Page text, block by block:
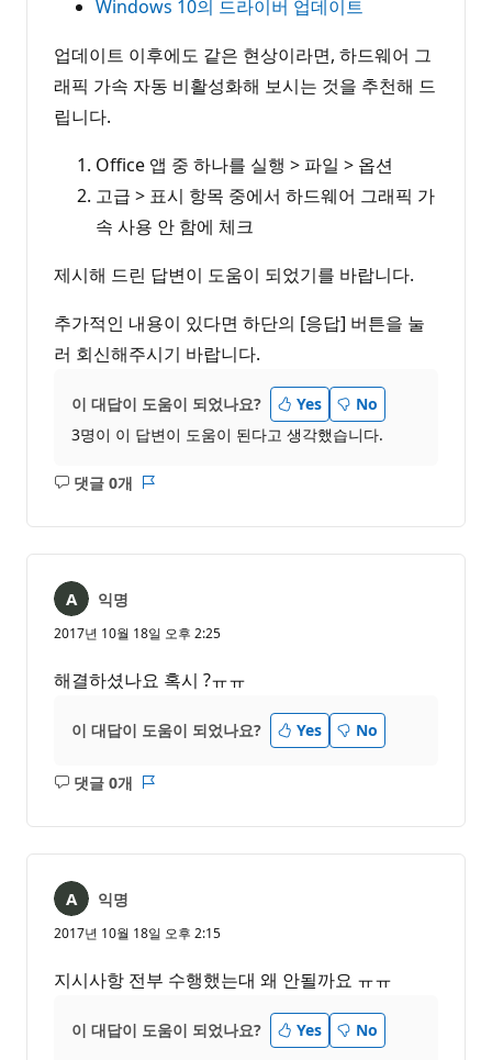
Windows 10의 드라이버 업데이트
업데이트 이후에도 같은 현상이라면, 하드웨어 그
래픽 가속 자동 비활성화해 보시는 것을 추천해 드
립니다.
Office 앱 중 하나를 실행 > 파일 > 옵션
고급 > 표시 항목 중에서 하드웨어 그래픽 가
속 사용 안 함에 체크
제시해 드린 답변이 도움이 되었기를 바랍니다.
추가적인 내용이 있다면 하단의 [응답] 버튼을 눌
러 회신해주시기 바랍니다.
이 대답이 도움이 되었나요? Yes
No
3명이 이 답변이 도움이 된다고 생각했습니다.
댓글 0개
설
음
익명
2017년 10월 18일 오후 2:25
해결하셨나요 혹시 ?ㅠㅠ
이 대답이 도움이 되었나요? Yes No
댓글 0개
설
음
익명
2017년 10월 18일 오후 2:15
지시사항 전부 수행했는대 왜 안될까요 ㅠㅠ
이 대답이 도움이 되었나요? Yes No